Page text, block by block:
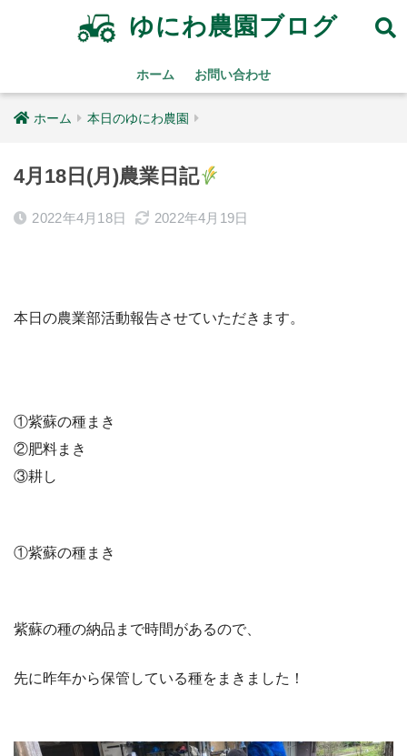
ゆにわ農園ブログ
ホーム お問い合わせ
ホーム 本日のゆにわ農園
4月18日(月)農業日記
2022年4月18日 2022年4月19日
本日の農業部活動報告させていただきます。
①紫蘇の種まき
②肥料まき
③耕し
①紫蘇の種まき
紫蘇の種の納品まで時間があるので、
先に昨年から保管している種をまきました！